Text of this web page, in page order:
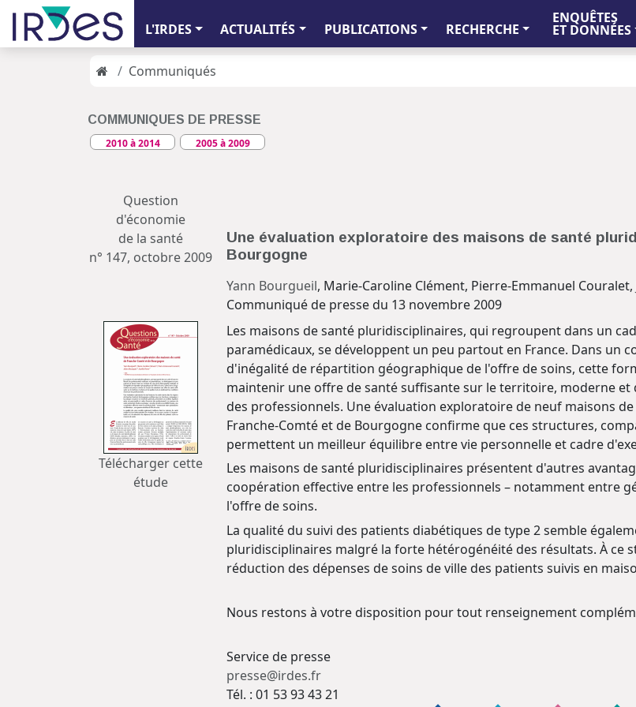
L'IRDES ACTUALITÉS PUBLICATIONS RECHERCHE
ENQUÊTES
ET DONNÉES
Communiqués
COMMUNIQUES DE PRESSE
2010 à 2014
2005 à 2009
Question
d'économie
de la santé
n° 147, octobre 2009
Une évaluation exploratoire des maisons de santé
Bourgogne
Yann Bourgueil, Marie-Caroline Clément, Pierre-Emmanuel Couralet,
Communiqué de presse du 13 novembre 2009
Télécharger cette
étude
Les maisons de santé pluridisciplinaires, qui regroupent dans un
paramédicaux, se développent un peu partout en France. Dans un
d'inégalité de répartition géographique de l'offre de soins, cette
maintenir une offre de santé suffisante sur le territoire, moderne
des professionnels. Une évaluation exploratoire de neuf maisons
Franche-Comté et de Bourgogne confirme que ces structures,
permettent un meilleur équilibre entre vie personnelle et cadre
Les maisons de santé pluridisciplinaires présentent d'autres
coopération effective entre les professionnels – notamment entre
l'offre de soins.
La qualité du suivi des patients diabétiques de type 2 semble
pluridisciplinaires malgré la forte hétérogénéité des résultats. À ce
réduction des dépenses de soins de ville des patients suivis en
Nous restons à votre disposition pour tout renseignement
Service de presse
presse@irdes.fr
Tél. : 01 53 93 43 21